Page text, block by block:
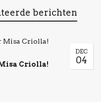
berichten
DEC
04
Criolla!